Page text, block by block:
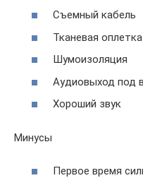
Съемный кабель
Тканевая
Шумоизоляция
Аудиовыход под
Хороший звук
Минусы
Первое время